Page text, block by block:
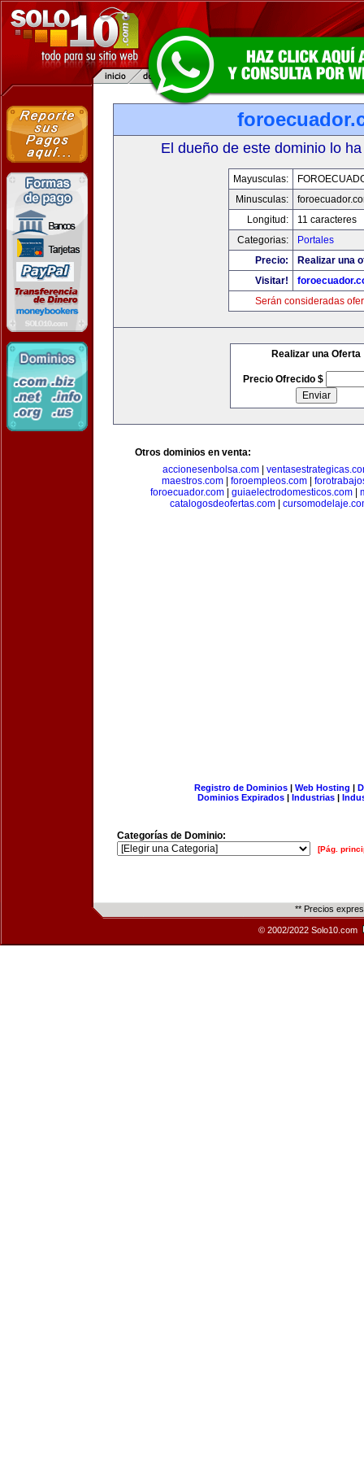
El dueño de este dominio lo
Mayusculas:
Minusculas:
Longitud:
11 caracteres
Categorias:
Portales
Precio:
Realizar una
Visitar!
Serán consideradas
Realizar una Oferta
Precio Ofrecido $
Otros dominios en venta:
accionesenbolsa.com|
maestros.com| foroempleos.com|
foroecuador.com| guiaelectrodomesticos.com|
catalogosdeofertas.com|
Registro de Dominios| Web Hosting |
Dominios Expirados | Industrias |
Categorías de Dominio:
[Pág.
** Precios
© 2002/2022 Solo10.com